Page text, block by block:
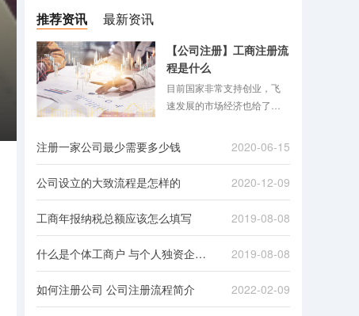
推荐资讯 最新资讯
【公司注册】工商注册流
程是什么
目前国家非常支持创业，飞
速发展的市场经济也给了很
的现象自然也屡见不鲜。但
注册公司是一个比较麻烦的
构，准备很多资料，下面八
公司的具体流程！
注册一家公司最少需要多少钱 2020-06-15
公司设立的大致流程是怎样的 2020-12-09
工商年报纳税总额应该怎么填写 2019-08-08
什么是个体工商户 与个人独资企业有何不同 2019-08-08
如何注册公司 公司注册流程简介 2022-02-09